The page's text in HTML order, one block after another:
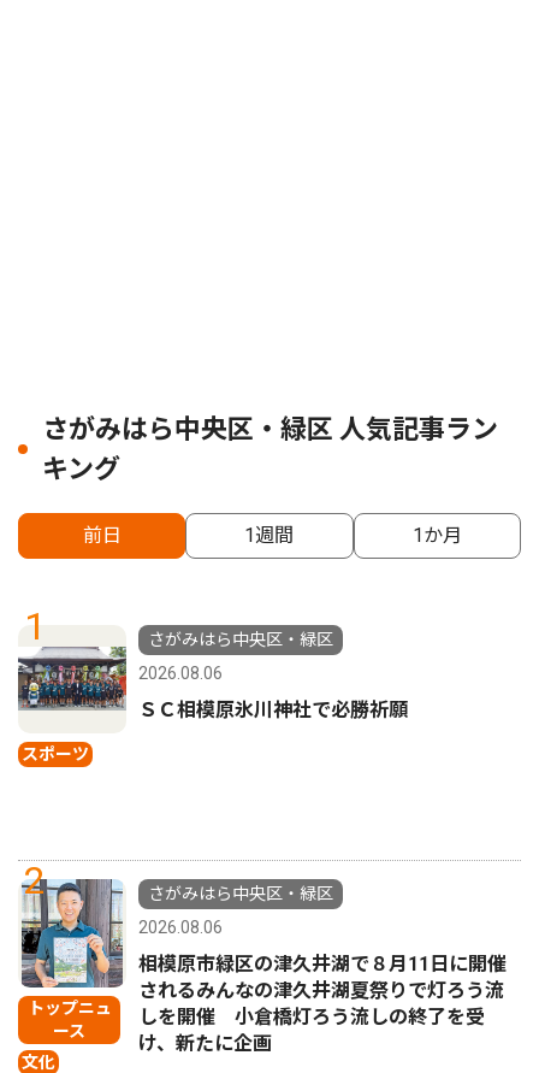
さがみはら中央区・緑区 人気記事ラン
キング
前日 1週間 1か月
1
スポーツ
さがみはら中央区・緑区
2026.08.06
ＳＣ相模原氷川神社で必勝祈願
2
トップニュ
ース
文化
さがみはら中央区・緑区
2026.08.06
相模原市緑区の津久井湖で８月11日に開催
されるみんなの津久井湖夏祭りで灯ろう流
しを開催 小倉橋灯ろう流しの終了を受
け、新たに企画